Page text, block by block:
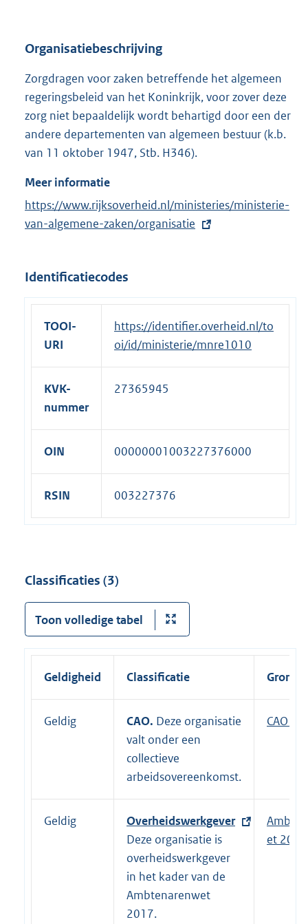
Organisatiebeschrijving
Zorgdragen voor zaken betreffende het algemeen
regeringsbeleid van het Koninkrijk, voor zover deze
zorg niet bepaaldelijk wordt behartigd door een der
andere departementen van algemeen bestuur (k.b.
van 11 oktober 1947, Stb. H346).
Meer informatie
E
x
r
n
https://www.rijksoverheid.nl/ministeries/ministerie-
van-algemene-zaken/organisatie
Identificatiecodes
TOOI-
URI
https://identifier.overheid.nl/to
oi/id/ministerie/mnre1010
KVK-
nummer
27365945
OIN 00000001003227376000
RSIN 003227376
Classificaties (3)
Toon volledige tabel
Geldigheid Classificatie
Geldig CAO. Deze organisatie
valt onder een
collectieve
arbeidsovereenkomst.
E
r
n
CAO
Geldig
E
x
t
e
r
n
Overheidswerkgever
Deze organisatie is
overheidswerkgever
in het kader van de
Ambtenarenwet
2017.
et 2017